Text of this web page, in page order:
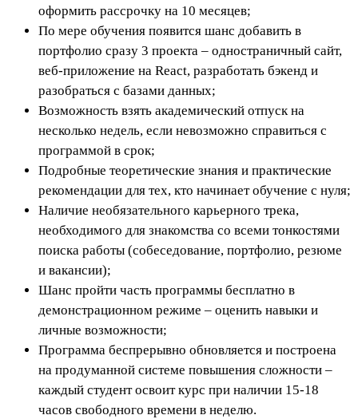
оформить рассрочку на 10 месяцев;
По мере обучения появится шанс добавить в
портфолио сразу 3 проекта – одностраничный сайт,
веб-приложение на React, разработать бэкенд и
разобраться с базами данных;
Возможность взять академический отпуск на
несколько недель, если невозможно справиться с
программой в срок;
Подробные теоретические знания и практические
рекомендации для тех, кто начинает обучение с нуля;
Наличие необязательного карьерного трека,
необходимого для знакомства со всеми тонкостями
поиска работы (собеседование, портфолио, резюме
и вакансии);
Шанс пройти часть программы бесплатно в
демонстрационном режиме – оценить навыки и
личные возможности;
Программа беспрерывно обновляется и построена
на продуманной системе повышения сложности –
каждый студент освоит курс при наличии 15-18
часов свободного времени в неделю.